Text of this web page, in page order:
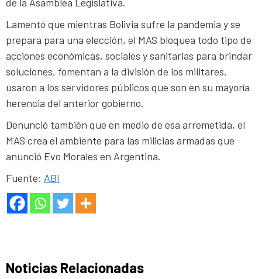
Lamentó que mientras Bolivia sufre la pandemia y se
prepara para una elección, el MAS bloquea todo tipo de
acciones económicas, sociales y sanitarias para brindar
soluciones, fomentan a la división de los militares,
usaron a los servidores públicos que son en su mayoría
herencia del anterior gobierno.
Denunció también que en medio de esa arremetida, el
MAS crea el ambiente para las milicias armadas que
anunció Evo Morales en Argentina.
Fuente: ABI
Noticias Relacionadas